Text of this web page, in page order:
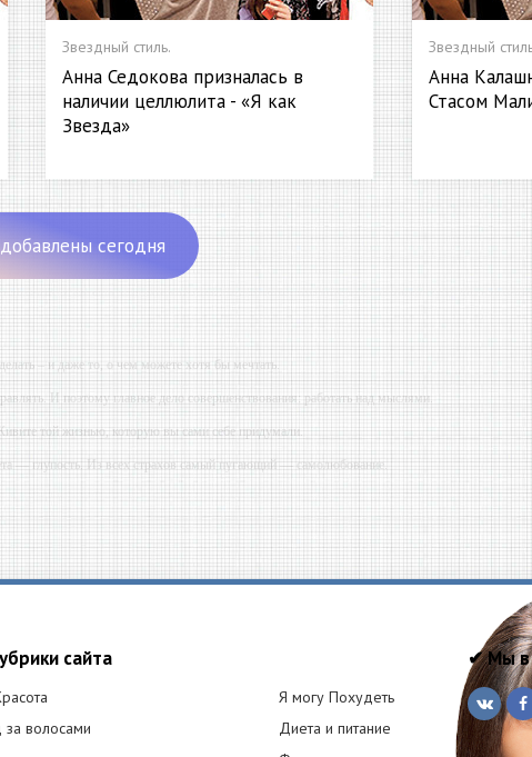
Звездный стиль.
Анна Седокова призналась в
наличии целлюлита - «Я как
Звезда»
Звездный
Анна
Стасом
сегодня
– и даже то, о чем можете хотя бы мечтать.
И поэтому главное дело совершенствования: работать над мыслями.
той жизнью, которую вы сами себе придумали.
— глупость. Из всех страхов самый пугающий — самолюбование.
ушей. Он никогда не бывает полезен никому, кроме того, кто его дал.
сайта
за волосами
Я могу Похудеть
Диета и питание
✔ Мы в